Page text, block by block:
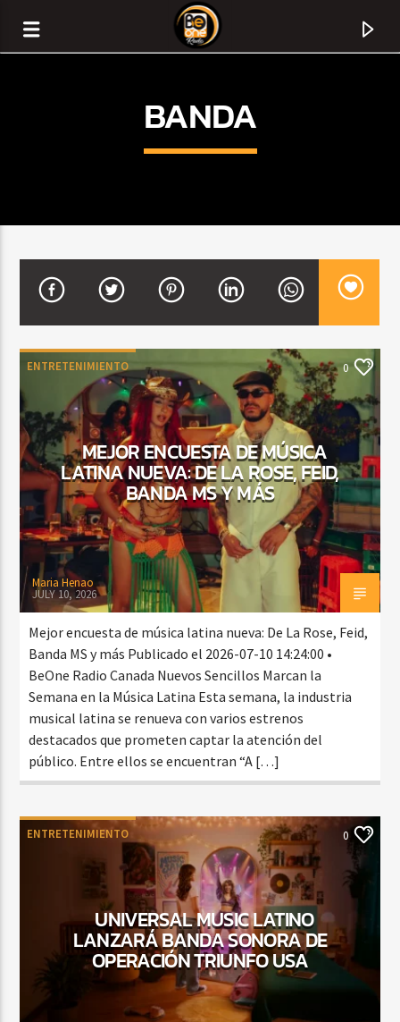
TITLE
ARTIST
CURRENT SHOW
BALADAS ROMÁNTICAS
4:00 AM 6:00 AM
BANDA
ENTRETENIMIENTO 0
MEJOR ENCUESTA DE MÚSICA
LATINA NUEVA: DE LA ROSE, FEID,
BANDA MS Y MÁS
Maria Henao
JULY 10, 2026
Mejor encuesta de música latina nueva: De La Rose, Feid,
Banda MS y más Publicado el 2026-07-10 14:24:00 •
BeOne Radio Canada Nuevos Sencillos Marcan la
Semana en la Música Latina Esta semana, la industria
musical latina se renueva con varios estrenos
destacados que prometen captar la atención del
público. Entre ellos se encuentran “A […]
ENTRETENIMIENTO 0
UNIVERSAL MUSIC LATINO
LANZARÁ BANDA SONORA DE
OPERACIÓN TRIUNFO USA